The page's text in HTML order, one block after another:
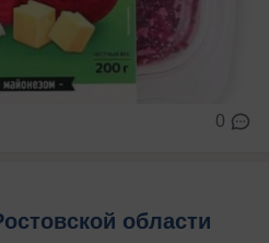
0
области